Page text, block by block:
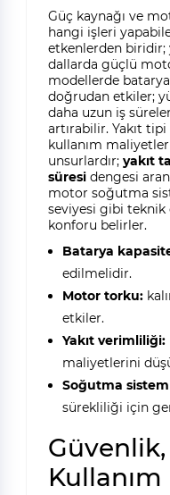
Güç kaynağı ve
hangi işleri
etkenlerden
dallarda güçlü
modellerde
doğrudan etkiler;
daha uzun iş
artırabilir. Yakıt
kullanım
unsurlardır; yakıt
süresidengesi
motor soğutma
seviyesi gibi teknik
konforu belirler.
Batarya
edilmelidir.
Motor torku:
etkiler.
Yakıt verimliliği:
maliyetlerini
Soğutma
sürekliliği için
Kullanım